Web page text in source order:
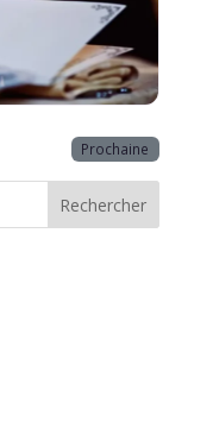
Prochaine
Rechercher